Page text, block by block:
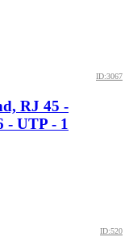
ID:3067
RJ 45 -
- UTP - 1
ID:520